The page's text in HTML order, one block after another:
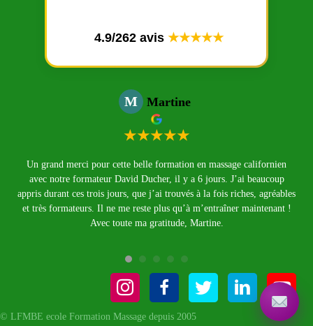
4.9/262 avis ★★★★★
M Martine
★★★★★
Un grand merci pour cette belle formation en massage californien
avec notre formateur David Ducher, il y a 6 jours. J’ai beaucoup
appris durant ces trois jours, que j’ai trouvés à la fois riches, agréables
et très formateurs. Il ne me reste plus qu’à m’entraîner maintenant !
Avec toute ma gratitude, Martine.
© LFMBE ecole Formation Massage depuis 2005